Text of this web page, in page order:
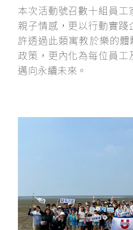
本次活動號召數十組員工
親子情感，更以行動實踐
許透過此類寓教於樂的體
政策，更內化為每位員工
邁向永續未來。